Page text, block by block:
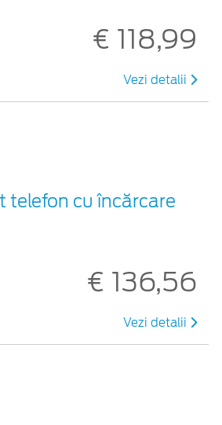
€ 118,99
Vezi detalii
telefon cu încărcare
€ 136,56
Vezi detalii